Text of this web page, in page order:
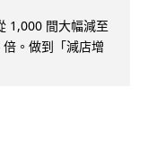
1,000 間大幅減至
。做到「減店增